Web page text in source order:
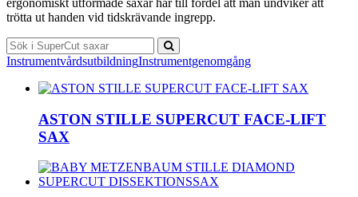
trötta ut handen vid tidskrävande ingrepp.
InstrumentvårdsutbildningInstrumentgenomgång
ASTON STILLE SUPERCUT FACE-LIFT
SAX